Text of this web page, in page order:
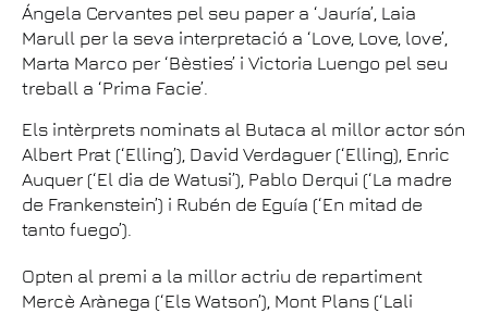
Ángela Cervantes pel seu paper a ‘Jauría’, Laia
Marull per la seva interpretació a ‘Love, Love, love’,
Marta Marco per ‘Bèsties’ i Victoria Luengo pel seu
treball a ‘Prima Facie’.
Els intèrprets nominats al Butaca al millor actor són
Albert Prat (‘Elling’), David Verdaguer (‘Elling), Enric
Auquer (‘El dia de Watusi’), Pablo Derqui (‘La madre
de Frankenstein’) i Rubén de Eguía (‘En mitad de
tanto fuego’).
Opten al premi a la millor actriu de repartiment
Mercè Arànega (‘Els Watson’), Mont Plans (‘Lali